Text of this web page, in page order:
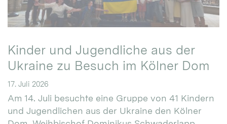
Kinder und Jugendliche aus der
Ukraine zu Besuch im Kölner Dom
17. Juli 2026
Am 14. Juli besuchte eine Gruppe von 41 Kindern
und Jugendlichen aus der Ukraine den Kölner